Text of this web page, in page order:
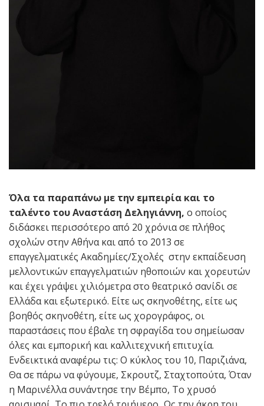
Όλα τα παραπάνω με την εμπειρία και το
ταλέντο του Αναστάση Δεληγιάννη, ο οποίος
διδάσκει περισσότερο από 20 χρόνια σε πλήθος
σχολών στην Αθήνα και από το 2013 σε
επαγγελματικές Ακαδημίες/Σχολές στην εκπαίδευση
μελλοντικών επαγγελματιών ηθοποιών και χορευτών
και έχει γράψει χιλιόμετρα στο θεατρικό σανίδι σε
Ελλάδα και εξωτερικό. Είτε ως σκηνοθέτης, είτε ως
βοηθός σκηνοθέτη, είτε ως χορογράφος, οι
παραστάσεις που έβαλε τη σφραγίδα του σημείωσαν
όλες και εμπορική και καλλιτεχνική επιτυχία.
Ενδεικτικά αναφέρω τις: Ο κύκλος του 10, Παριζιάνα,
Θα σε πάρω να φύγουμε, Σκρουτζ, Σταχτοπούτα, Όταν
η Μαρινέλλα συνάντησε την Βέμπο, Το χρυσό